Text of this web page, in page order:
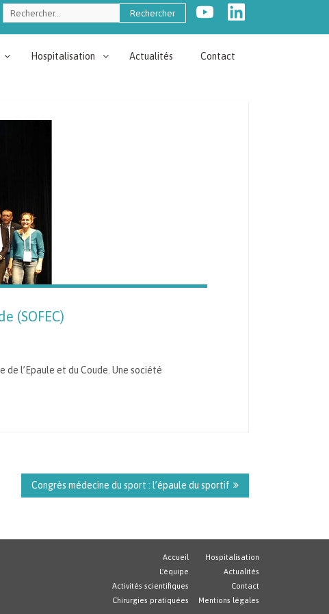
Rechercher :
Hospitalisation Actualités Contact
(SOFEC)
de l’Epaule et du Coude. Une société
Congrès médecine du sport : l’épaule du sportif
Accueil
L'équipe
Activités scientifiques
Chirurgies pratiquées
Hospitalisation
Actualités
Contact
Mentions légales